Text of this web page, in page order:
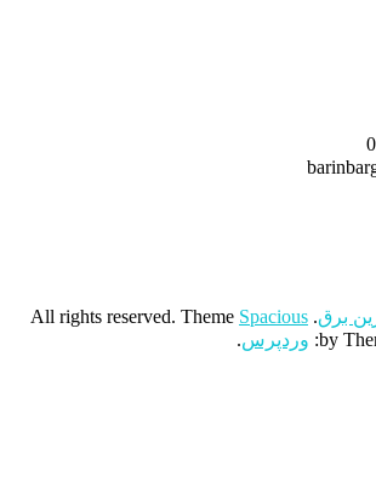
برق. All rights reserved. Theme
Spacious
by وردپرس.